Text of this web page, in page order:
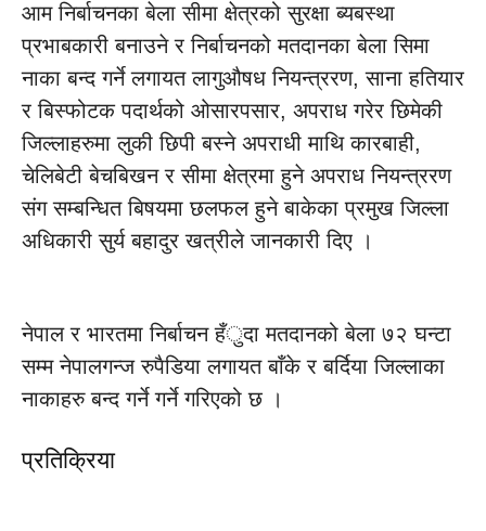
आम निर्बाचनका बेला सीमा क्षेत्रको सुरक्षा ब्यबस्था
प्रभाबकारी बनाउने र निर्बाचनको मतदानका बेला सिमा
नाका बन्द गर्ने लगायत लागुऔषध नियन्त्ररण, साना हतियार
र बिस्फोटक पदार्थको ओसारपसार, अपराध गरेर छिमेकी
जिल्लाहरुमा लुकी छिपी बस्ने अपराधी माथि कारबाही,
चेलिबेटी बेचबिखन र सीमा क्षेत्रमा हुने अपराध नियन्त्ररण
संग सम्बन्धित बिषयमा छलफल हुने बाकेका प्रमुख जिल्ला
अधिकारी सुर्य बहादुर खत्रीले जानकारी दिए ।
नेपाल र भारतमा निर्बाचन हँुदा मतदानको बेला ७२ घन्टा
सम्म नेपालगन्ज रुपैडिया लगायत बाँके र बर्दिया जिल्लाका
नाकाहरु बन्द गर्ने गर्ने गरिएको छ ।
प्रतिक्रिया